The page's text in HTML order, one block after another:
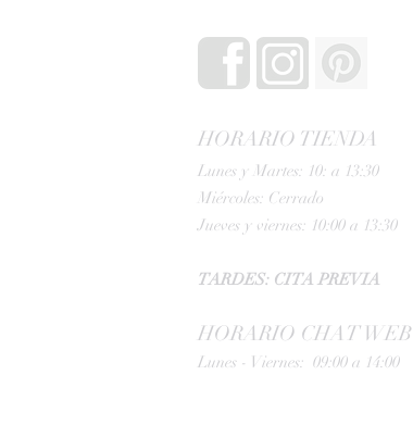
HORARIO TIENDA
Lunes y Martes: 10: a 13:30
Miércoles: Cerrado
Jueves y viernes: 10:00 a 13:30
TARDES: CITA PREVIA
HORARIO CHAT WEB
Lunes - Viernes: 09:00 a 14:00